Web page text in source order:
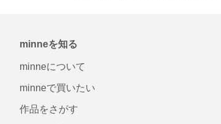
minneを知る
minneについて
minneで買いたい
作品をさがす